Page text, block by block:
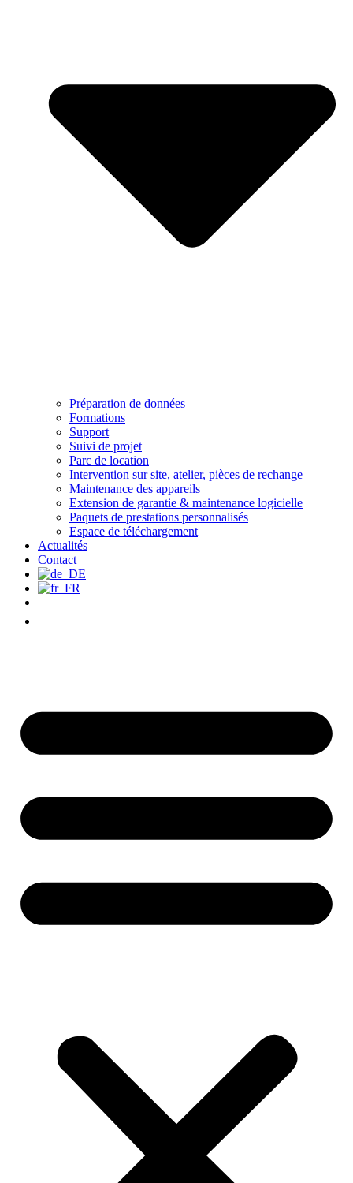
Préparation de données
Formations
Support
Suivi de projet
Parc de location
Intervention sur site, atelier, pièces de rechange
Maintenance des appareils
Extension de garantie & maintenance logicielle
Paquets de prestations personnalisés
Espace de téléchargement
Actualités
Contact